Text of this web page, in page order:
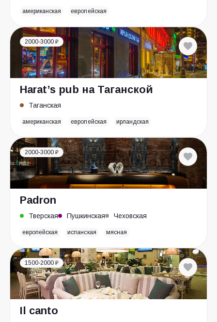
американская европейская
2000-3000 ₽
Harat’s pub на Таганской
Таганская
американская европейская ирландская
2000-3000 ₽
Padron
Тверская Пушкинская Чеховская
европейская испанская мясная
1500-2000 ₽
Il canto